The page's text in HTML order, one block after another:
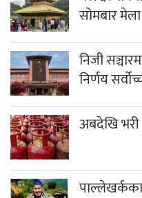
सोमबार मेला
निजी
निर्णय
अबदेखि भरी
पाल्लेखर्कका